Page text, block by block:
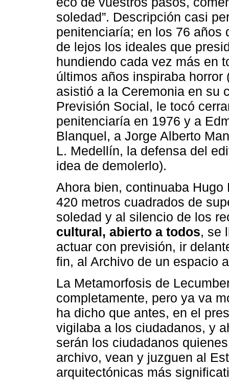
soledad”. Descripción casi
penitenciaría; en los 76 años
de lejos los ideales que
hundiendo cada vez más en
últimos años inspiraba
asistió a la Ceremonia en su
Previsión Social, le tocó
penitenciaría en 1976 y a
Blanquel, a Jorge Alberto
L. Medellín, la defensa del
idea de demolerlo).
Ahora bien, continuaba Hugo
420 metros cuadrados de
soledad y al silencio de los
cultural, abierto a todos, se
actuar con previsión, ir
fin, al Archivo de un espacio
La Metamorfosis de
completamente, pero ya va
ha dicho que antes, en el
vigilaba a los ciudadanos, y
serán los ciudadanos
archivo, vean y juzguen al
arquitectónicas más